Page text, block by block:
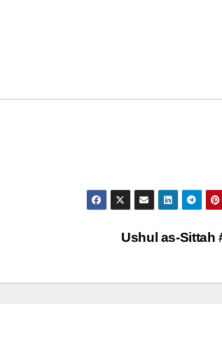
Ushul as-Sittah